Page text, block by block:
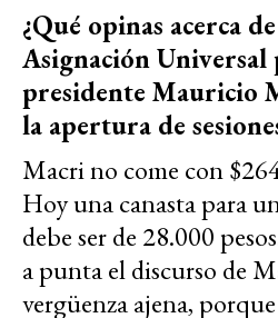
¿Qué opinas acerca
Asignación
presidente Mauricio
la apertura de
Macri no come con
Hoy una canasta para
debe ser de 28.000
a punta el discurso de
vergüenza ajena,